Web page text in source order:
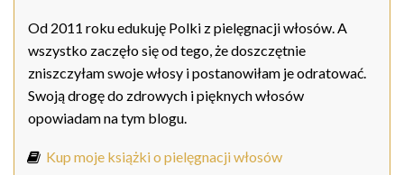
Od 2011 roku edukuję Polki z pielęgnacji włosów. A
wszystko zaczęło się od tego, że doszczętnie
zniszczyłam swoje włosy i postanowiłam je odratować.
Swoją drogę do zdrowych i pięknych włosów
opowiadam na tym blogu.
Kup moje książki o pielęgnacji włosów